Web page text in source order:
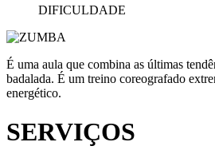
DIFICULDADE
É uma aula que combina as últimas
badalada. É um treino coreografado
energético.
SERVIÇOS